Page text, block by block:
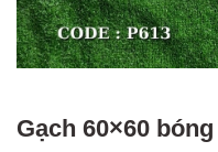
Gạch 60×60